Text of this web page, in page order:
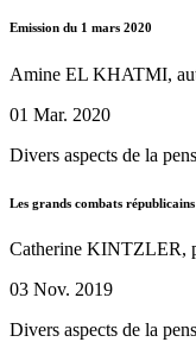
Emission du 1 mars 2020
Amine EL KHATMI,
01 Mar. 2020
Divers aspects de la
Les grands combats
Catherine KINTZLER,
03 Nov. 2019
Divers aspects de la